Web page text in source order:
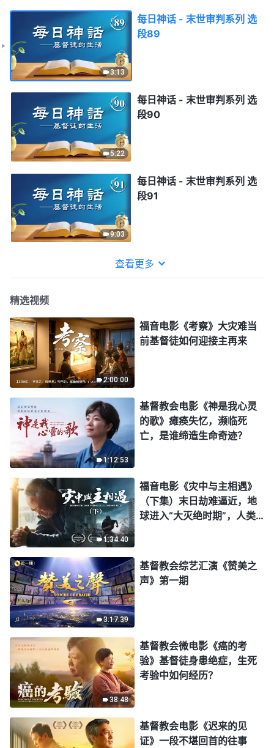
3:13
每日神话 - 末世审判系列 选
段89
5:22
每日神话 - 末世审判系列 选
段90
9:03
每日神话 - 末世审判系列 选
段91
查看更多
精选视频
2:00:00
福音电影《考察》大灾难当
前基督徒如何迎接主再来
1:12:53
基督教会电影《神是我心灵
的歌》瘫痪失忆，濒临死
亡，是谁缔造生命奇迹？
1:34:40
福音电影《灾中与主相遇》
（下集）末日劫难逼近，地
球进入“大灭绝时期”，人类
3:17:39
基督教会综艺汇演《赞美之
声》第一期
38:48
基督教会微电影《癌的考
验》基督徒身患绝症，生死
考验中如何经历？
基督教会电影《迟来的见
证》一段不堪回首的往事